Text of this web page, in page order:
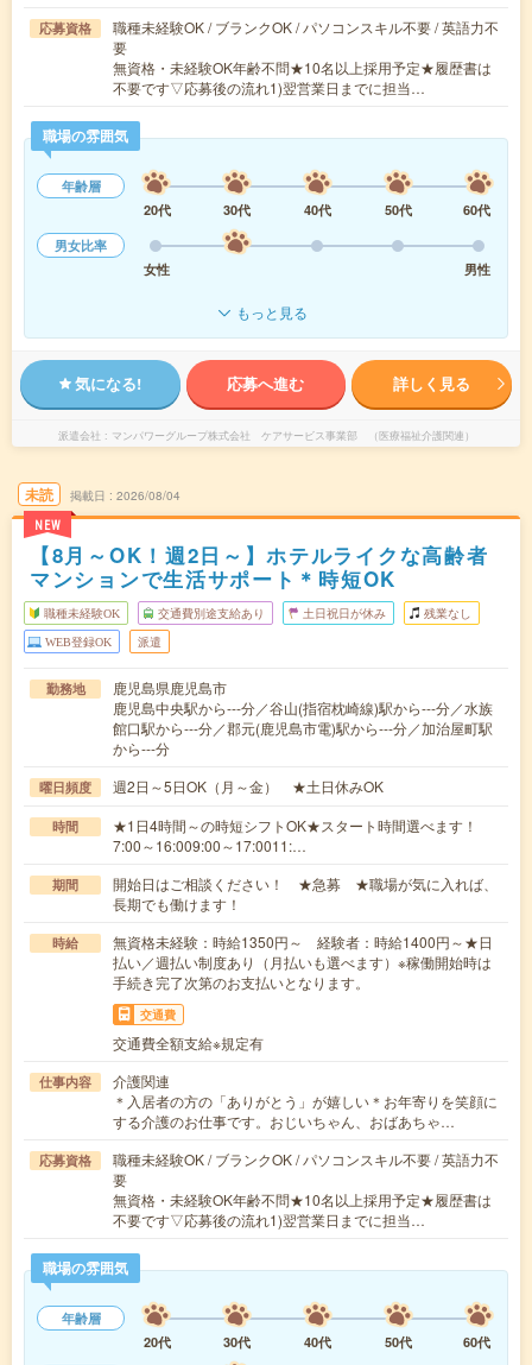
応募資格
職種未経験OK / ブランクOK / パソコンスキル不要 / 英語力不
要
無資格・未経験OK年齢不問★10名以上採用予定★履歴書は
不要です▽応募後の流れ1)翌営業日までに担当…
職場の雰囲気
年齢層
20代
30代 40代 50代
60代
男女比率
女性
男性
もっと見る
気になる! 応募へ進む 詳しく見る
派遣会社 マンパワーグループ株式会社 ケアサービス事業部 （医療福祉介護関連）
未読
NEW
掲載日 2026/08/04
【8月～OK！週2日～】ホテルライクな高齢者
マンションで生活サポート＊時短OK
職種未経験OK 交通費別途支給あり 土日祝日が休み 残業なし
WEB登録OK 派遣
勤務地
鹿児島県鹿児島市
鹿児島中央駅から---分／谷山(指宿枕崎線)駅から---分／水族
館口駅から---分／郡元(鹿児島市電)駅から---分／加治屋町駅
から---分
曜日頻度 週2日～5日OK（月～金） ★土日休みOK
時間
★1日4時間～の時短シフトOK★スタート時間選べます！
7:00～16:009:00～17:0011:…
期間
開始日はご相談ください！ ★急募 ★職場が気に入れば、
長期でも働けます！
時給
無資格未経験：時給1350円～ 経験者：時給1400円～★日
払い／週払い制度あり（月払いも選べます）※稼働開始時は
手続き完了次第のお支払いとなります。
交通費
交通費全額支給※規定有
仕事内容
介護関連
＊入居者の方の「ありがとう」が嬉しい＊お年寄りを笑顔に
する介護のお仕事です。おじいちゃん、おばあちゃ…
応募資格
職種未経験OK / ブランクOK / パソコンスキル不要 / 英語力不
要
無資格・未経験OK年齢不問★10名以上採用予定★履歴書は
不要です▽応募後の流れ1)翌営業日までに担当…
職場の雰囲気
年齢層
20代
30代 40代 50代
60代